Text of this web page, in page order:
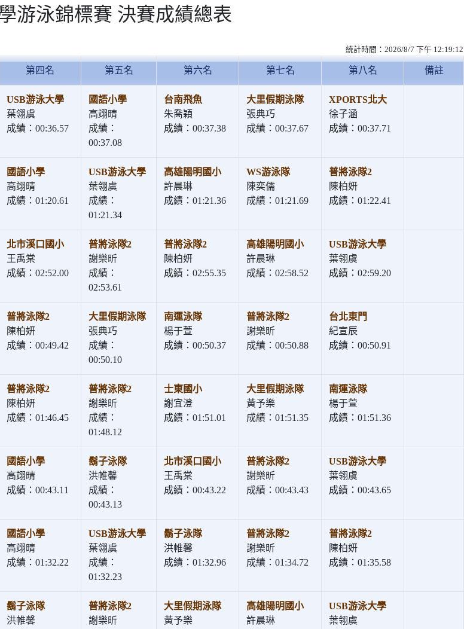
游泳錦標賽 決賽成績總表
統計時間：2026/8/7 下午 12:19:12
第四名 第五名 第六名 第七名 第八名 備註
USB游泳大學
葉翎虞
成績：00:36.57
國語小學
高翊晴
成績：
00:37.08
台南飛魚
朱喬穎
成績：00:37.38
大里假期泳隊
張典巧
成績：00:37.67
XPORTS北大
徐子涵
成績：00:37.71
國語小學
高翊晴
成績：01:20.61
USB游泳大學
葉翎虞
成績：
01:21.34
高雄陽明國小
許晨琳
成績：01:21.36
WS游泳隊
陳奕儒
成績：01:21.69
普將泳隊2
陳柏妍
成績：01:22.41
北市溪口國小
王禹棠
成績：02:52.00
普將泳隊2
謝樂昕
成績：
02:53.61
普將泳隊2
陳柏妍
成績：02:55.35
高雄陽明國小
許晨琳
成績：02:58.52
USB游泳大學
葉翎虞
成績：02:59.20
普將泳隊2
陳柏妍
成績：00:49.42
大里假期泳隊
張典巧
成績：
00:50.10
南運泳隊
楊于萱
成績：00:50.37
普將泳隊2
謝樂昕
成績：00:50.88
台北東門
紀宣辰
成績：00:50.91
普將泳隊2
陳柏妍
成績：01:46.45
普將泳隊2
謝樂昕
成績：
01:48.12
士東國小
謝宜澄
成績：01:51.01
大里假期泳隊
黃予樂
成績：01:51.35
南運泳隊
楊于萱
成績：01:51.36
國語小學
高翊晴
成績：00:43.11
鬍子泳隊
洪帷馨
成績：
00:43.13
北市溪口國小
王禹棠
成績：00:43.22
普將泳隊2
謝樂昕
成績：00:43.43
USB游泳大學
葉翎虞
成績：00:43.65
國語小學
高翊晴
成績：01:32.22
USB游泳大學
葉翎虞
成績：
01:32.23
鬍子泳隊
洪帷馨
成績：01:32.96
普將泳隊2
謝樂昕
成績：01:34.72
普將泳隊2
陳柏妍
成績：01:35.58
鬍子泳隊
洪帷馨
普將泳隊2
謝樂昕
大里假期泳隊
黃予樂
高雄陽明國小
許晨琳
USB游泳大學
葉翎虞